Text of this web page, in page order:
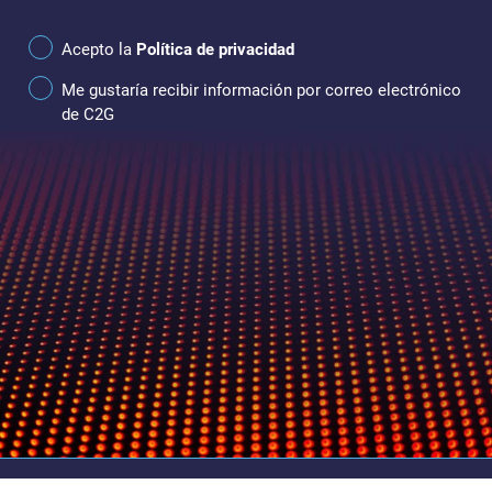
Acepto la Política de privacidad
Me gustaría recibir información por correo electrónico
de C2G